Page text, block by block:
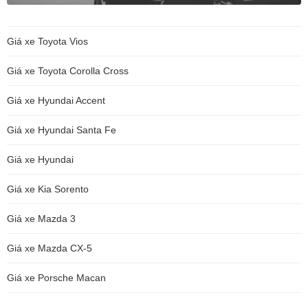
Giá xe Toyota Vios
Giá xe Toyota Corolla Cross
Giá xe Hyundai Accent
Giá xe Hyundai Santa Fe
Giá xe Hyundai
Giá xe Kia Sorento
Giá xe Mazda 3
Giá xe Mazda CX-5
Giá xe Porsche Macan